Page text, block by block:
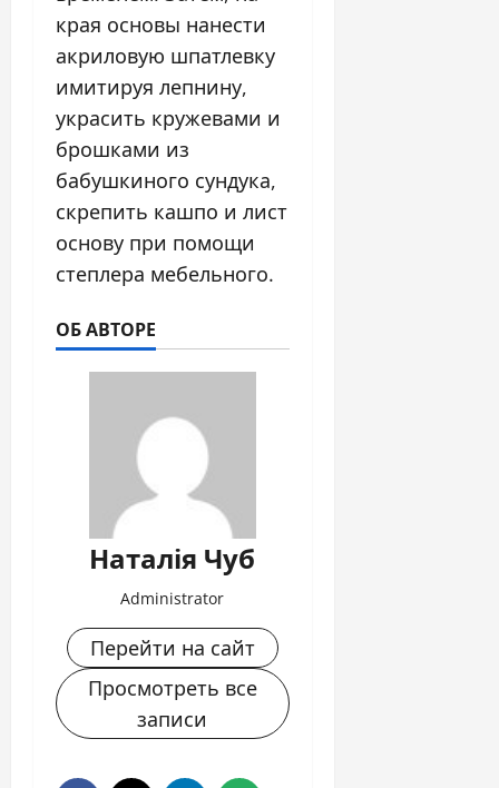
края основы нанести
акриловую шпатлевку
имитируя лепнину,
украсить кружевами и
брошками из
бабушкиного сундука,
скрепить кашпо и лист
основу при помощи
степлера мебельного.
ОБ АВТОРЕ
Наталія Чуб
Administrator
Перейти на сайт
Просмотреть все
записи